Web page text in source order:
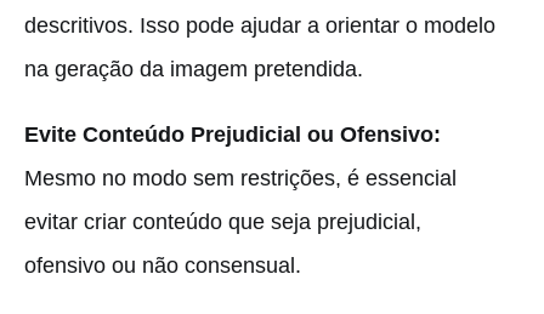
descritivos. Isso pode ajudar a orientar o modelo
na geração da imagem pretendida.
Evite Conteúdo Prejudicial ou Ofensivo:
Mesmo no modo sem restrições, é essencial
evitar criar conteúdo que seja prejudicial,
ofensivo ou não consensual.